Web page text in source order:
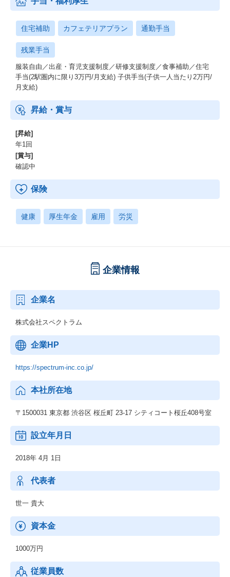
住宅補助 カフェテリアプラン 通勤手当
残業手当
服装自由／出産・育児支援制度／研修支援制度／食事補助／住宅
手当(2駅圏内に限り3万円/月支給) 子供手当(子供一人当たり2万円/
月支給)
昇給・賞与
[昇給]
年1回
[賞与]
確認中
保険
健康 厚生年金 雇用 労災
企業情報
企業名
株式会社スペクトラム
企業HP
https://spectrum-inc.co.jp/
本社所在地
〒1500031 東京都 渋谷区 桜丘町 23-17 シティコート桜丘408号室
設立年月日
2018年 4月 1日
代表者
世一 貴大
資本金
1000万円
従業員数